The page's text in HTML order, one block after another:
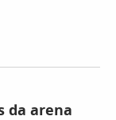
da arena